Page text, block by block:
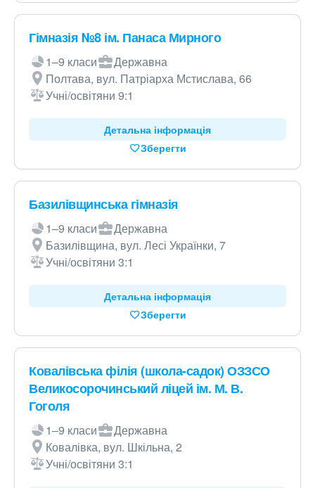
Гімназія №8 ім. Панаса Мирного
1–9 класи
Державна
Полтава, вул. Патріарха Мстислава, 66
Учні/освітяни 9:1
Детальна інформація
Зберегти
Базилівщинська гімназія
1–9 класи
Державна
Базилівщина, вул. Лесі Українки, 7
Учні/освітяни 3:1
Детальна інформація
Зберегти
Ковалівська філія (школа-садок) ОЗЗСО
Великосорочинський ліцей ім. М. В.
Гоголя
1–9 класи
Державна
Ковалівка, вул. Шкільна, 2
Учні/освітяни 3:1